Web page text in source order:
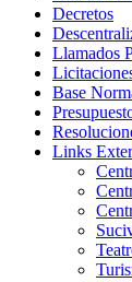
Decretos
Llamados
Base
Links